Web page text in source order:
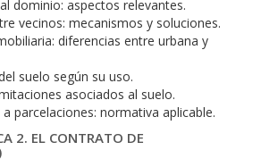
dominio: aspectos relevantes.
vecinos: mecanismos y soluciones.
diferencias entre urbana y
suelo según su uso.
asociados al suelo.
parcelaciones: normativa aplicable.
2. EL CONTRATO DE